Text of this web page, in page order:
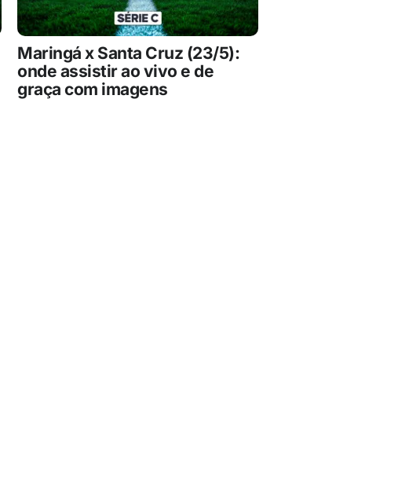
Maringá x Santa Cruz (23/5):
onde assistir ao vivo e de
graça com imagens